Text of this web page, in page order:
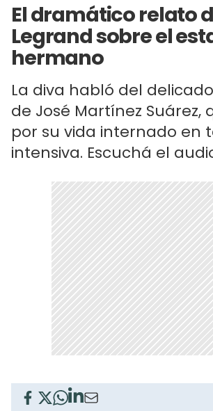
El dramático relato
Legrand sobre el
hermano
La diva habló del
de José Martínez Suárez,
por su vida internado en
intensiva. Escuchá el